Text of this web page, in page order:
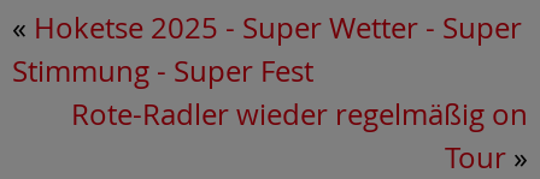
« Hoketse 2025 - Super Wetter - Super
Stimmung - Super Fest
Rote-Radler wieder regelmäßig on
Tour »